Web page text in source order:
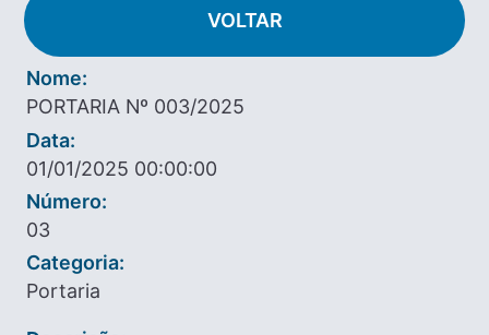
VOLTAR
Nome:
PORTARIA Nº 003/2025
Data:
01/01/2025 00:00:00
Número:
03
Categoria:
Portaria